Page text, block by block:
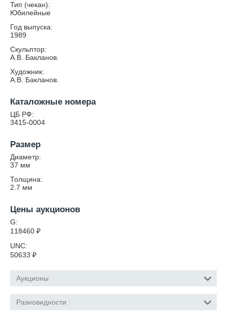
Тип (чекан):
Юбилейные
Год выпуска:
1989
Скульптор:
А.В. Бакланов.
Художник:
А.В. Бакланов.
Каталожные номера
ЦБ РФ:
3415-0004
Размер
Диаметр:
37 мм
Толщина:
2.7 мм
Цены аукционов
G:
118460 ₽
UNC:
50633 ₽
Аукционы
Разновидности